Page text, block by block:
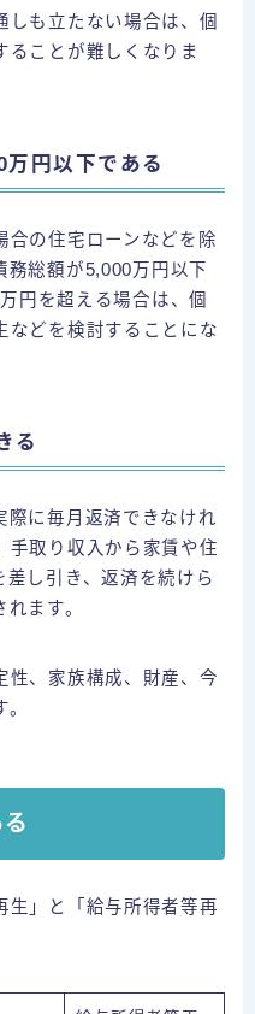
しも立たない場合は、個
ることが難しくなりま
円以下である
合の住宅ローンなどを除
務総額が5,000万円以下
円を超える場合は、個
などを検討することにな
る
際に毎月返済できなけれ
手取り収入から家賃や住
し引き、返済を続けら
ます。
性、家族構成、財産、今
生」と「給与所得者等再